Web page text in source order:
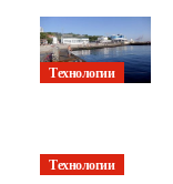
Технологии
Технологии